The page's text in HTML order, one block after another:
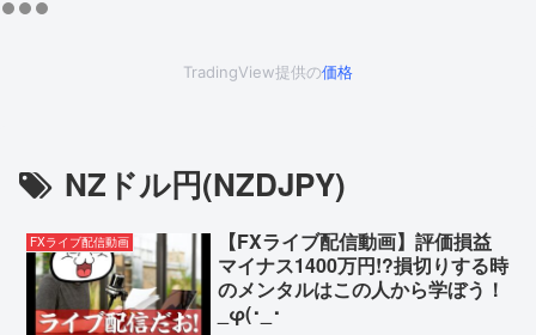
今週末、日本一過酷な山岳
【超悲報】Z新入社員、意地
従姉妹の娘が「ワイニート
のジッジ（金持ち）」にやた
街の弁当屋さん「消費税が
下がっても値下げしません」
けて7億円貯めたのにガンで死
トランプ大統領「日本は円
安に苦しみ助けを求めてい
TradingView提供の価格
NZドル円(NZDJPY)
FXライブ配信動画
【FXライブ配信動画】評価損益
マイナス1400万円!?損切りする時
のメンタルはこの人から学ぼう！
_φ(･_･